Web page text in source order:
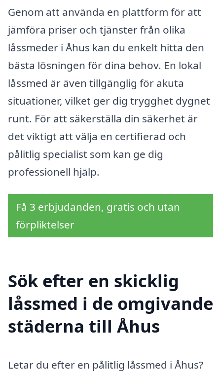
Genom att använda en plattform för att
jämföra priser och tjänster från olika
låssmeder i Åhus kan du enkelt hitta den
bästa lösningen för dina behov. En lokal
låssmed är även tillgänglig för akuta
situationer, vilket ger dig trygghet dygnet
runt. För att säkerställa din säkerhet är
det viktigt att välja en certifierad och
pålitlig specialist som kan ge dig
professionell hjälp.
Få 3 erbjudanden, gratis och utan
förpliktelser
Sök efter en skicklig
låssmed i de omgivande
städerna till Åhus
Letar du efter en pålitlig låssmed i Åhus?